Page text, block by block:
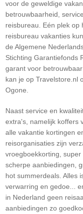
voor de geweldige
betrouwbaarheid,
reisbureau. Eén plek op
reisbureau vakanties
de Algemene
Stichting Garantiefonds
garant voor
kan je op Travelstore.nl
Ogone.
Naast service en
extra's, namelijk koffers
alle vakantie kortingen
reisorganisaties zijn
vroegboekkorting,
scherpe aanbiedingen,
hot summerdeals. Alles
verwarring en gedoe...
in Nederland geen
aanbiedingen zo